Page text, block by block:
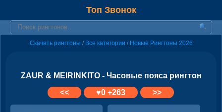
Топ Звонок
Скачать рингтоны / Все категории / Новые Рингтоны 2026
ZAUR & MEIRINKITO - Часовые пояса рингтон
<<
♥0+263 >>